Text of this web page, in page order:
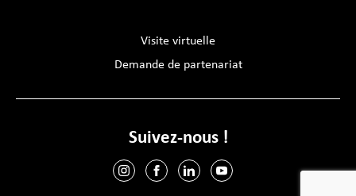
Visite virtuelle
Demande de partenariat
Suivez-nous !